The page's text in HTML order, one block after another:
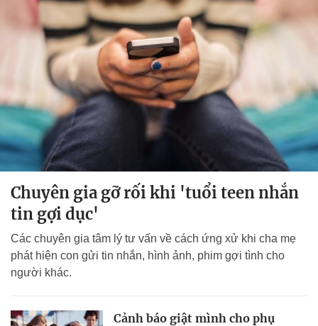
Chuyên gia gỡ rối khi 'tuổi teen nhắn
tin gợi dục'
Các chuyên gia tâm lý tư vấn về cách ứng xử khi cha mẹ
phát hiện con gửi tin nhắn, hình ảnh, phim gợi tình cho
người khác.
Cảnh báo giật mình cho phụ